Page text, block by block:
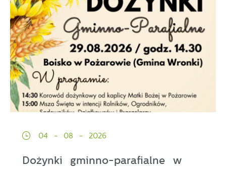
04 - 08 - 2026
Dożynki gminno-parafialne w